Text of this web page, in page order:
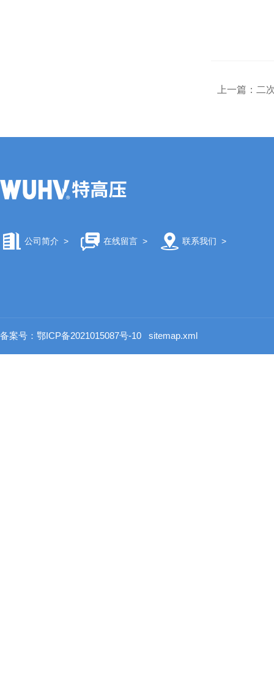
上一篇： 二
公司简介 > 在线留言> 联系我们 >
备案号：鄂ICP备2021015087号-10 sitemap.xml